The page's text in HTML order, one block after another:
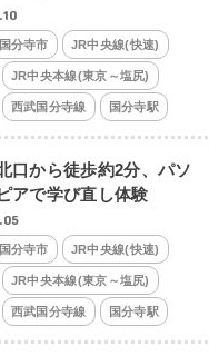
国分寺市 JR中央線(快速)
JR中央本線(東京～塩尻)
西武国分寺線 国分寺駅
口から徒歩約2分、パソ
アで学び直し体験
国分寺市 JR中央線(快速)
JR中央本線(東京～塩尻)
西武国分寺線 国分寺駅